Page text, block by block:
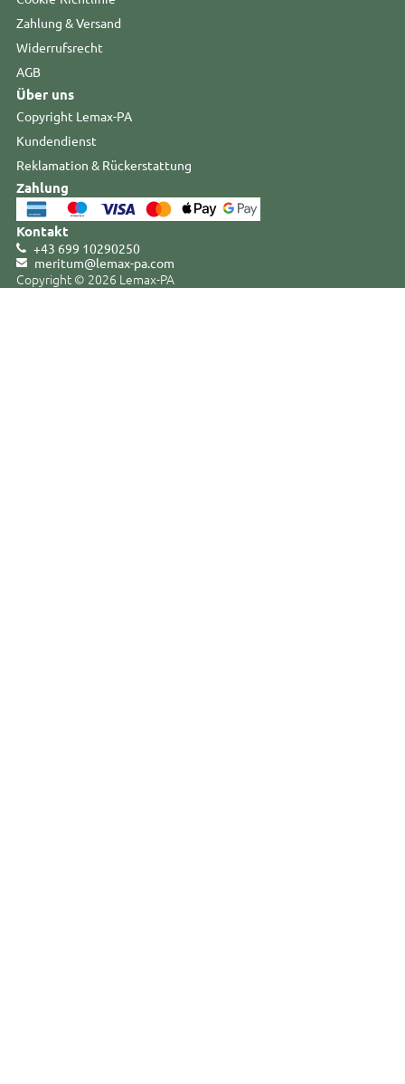
Zahlung & Versand
Widerrufsrecht
AGB
Über uns
Copyright Lemax-PA
Kundendienst
Reklamation & Rückerstattung
Zahlung
Kontakt
+43 699 10290250
meritum@lemax-pa.com
Copyright © 2026 Lemax-PA